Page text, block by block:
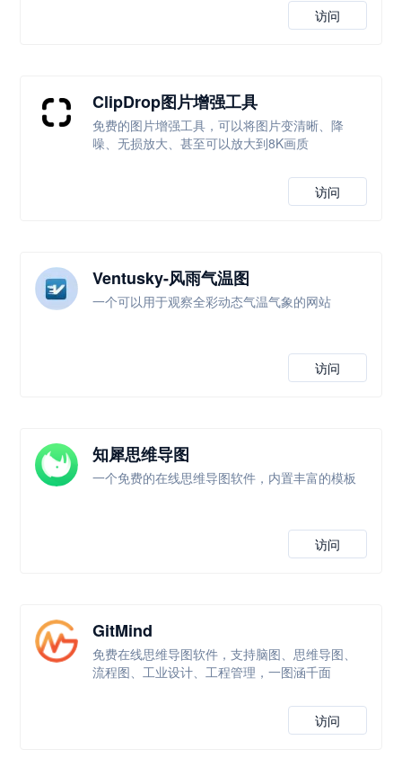
访问
ClipDrop图片增强工具
免费的图片增强工具，可以将图片变清晰、降
噪、无损放大、甚至可以放大到8K画质
访问
Ventusky-风雨气温图
一个可以用于观察全彩动态气温气象的网站
访问
知犀思维导图
一个免费的在线思维导图软件，内置丰富的模板
访问
GitMind
免费在线思维导图软件，支持脑图、思维导图、
流程图、工业设计、工程管理，一图涵千面
访问